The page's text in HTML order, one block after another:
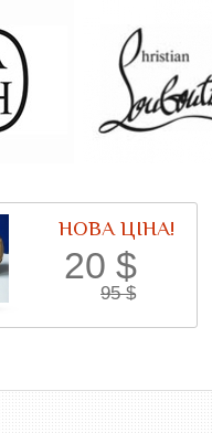
НОВА ЦІНА!
20 $
95$